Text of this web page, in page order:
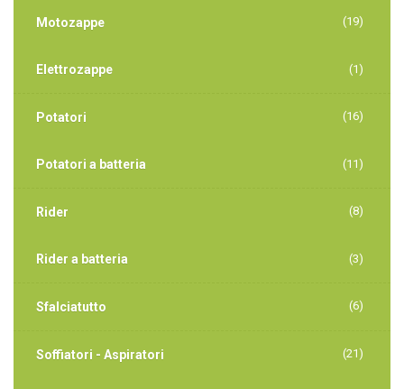
Motozappe (19)
Elettrozappe (1)
Potatori (16)
Potatori a batteria (11)
Rider (8)
Rider a batteria (3)
Sfalciatutto (6)
Soffiatori - Aspiratori (21)